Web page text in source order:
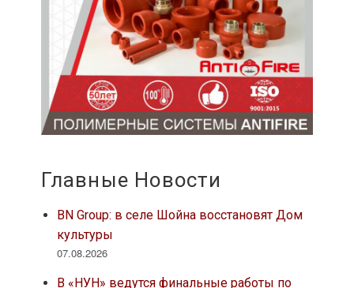
Главные Новости
BN Group: в селе Шойна восстановят Дом
культуры
07.08.2026
В «НУН» ведутся финальные работы по